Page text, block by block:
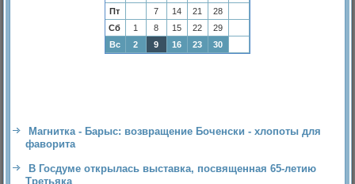
Пт
7 14 21
28
Сб
1 8 15 22
29
Вс
2 9 16 23 30
Магнитка - Барыс: возвращение Боченски - хлопоты для
фаворита
В Госдуме открылась выставка, посвященная 65-летию
Третьяка